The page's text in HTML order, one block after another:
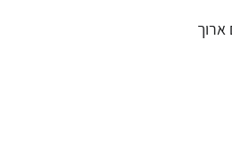
ארוך